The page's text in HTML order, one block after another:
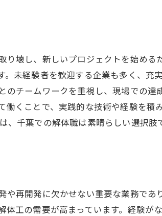
壊し、新しいプロジェクトを始める
未経験者を歓迎する企業も多く、充
チームワークを重視し、現場での達
くことで、実践的な技術や経験を積
千葉での解体職は素晴らしい選択肢
再開発に欠かせない重要な業務であ
工の需要が高まっています。経験が